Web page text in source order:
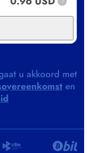
u akkoord met
en